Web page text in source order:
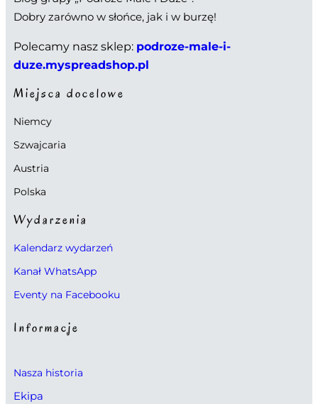
Dobry zarówno w słońce, jak i w burzę!
Polecamy nasz sklep: podroze-male-i-
duze.myspreadshop.pl
Miejsca docelowe
Niemcy
Szwajcaria
Austria
Polska
Wydarzenia
Kalendarz wydarzeń
Kanał WhatsApp
Eventy na Facebooku
Informacje
Nasza historia
Ekipa